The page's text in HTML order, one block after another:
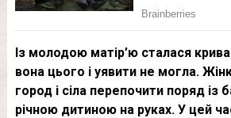
Із молодою матір’ю сталася
вона цього і уявити не могла.
город і сіла перепочити поряд із
річною дитиною на руках. У цей